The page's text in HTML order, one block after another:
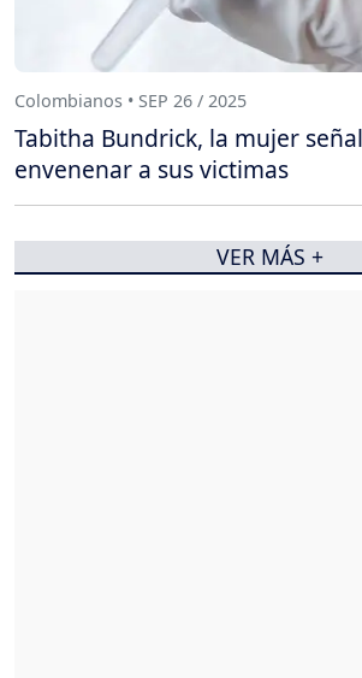
Colombianos • SEP 26 / 2025
Tabitha Bundrick, la mujer
envenenar a sus victimas
VER MÁS +